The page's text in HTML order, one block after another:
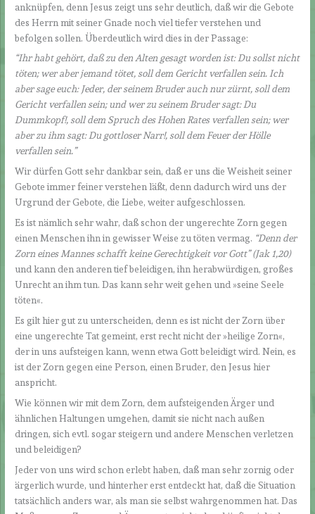
anknüpfen, denn Jesus zeigt uns sehr deutlich, daß wir die Gebote
des Herrn mit seiner Gnade noch viel tiefer verstehen und
befolgen sollen. Überdeutlich wird dies in der Passage:
“Ihr habt gehört, daß zu den Alten gesagt worden ist: Du sollst nicht
töten; wer aber jemand tötet, soll dem Gericht verfallen sein. Ich
aber sage euch: Jeder, der seinem Bruder auch nur zürnt, soll dem
Gericht verfallen sein; und wer zu seinem Bruder sagt: Du
Dummkopf!, soll dem Spruch des Hohen Rates verfallen sein; wer
aber zu ihm sagt: Du gottloser Narr!, soll dem Feuer der Hölle
verfallen sein.”
Wir dürfen Gott sehr dankbar sein, daß er uns die Weisheit seiner
Gebote immer feiner verstehen läßt, denn dadurch wird uns der
Urgrund der Gebote, die Liebe, weiter aufgeschlossen.
Es ist nämlich sehr wahr, daß schon der ungerechte Zorn gegen
einen Menschen ihn in gewisser Weise zu töten vermag. “Denn der
Zorn eines Mannes schafft keine Gerechtigkeit vor Gott”(Jak 1,20)
und kann den anderen tief beleidigen, ihn herabwürdigen, großes
Unrecht an ihm tun. Das kann sehr weit gehen und »seine Seele
töten«.
Es gilt hier gut zu unterscheiden, denn es ist nicht der Zorn über
eine ungerechte Tat gemeint, erst recht nicht der »heilige Zorn«,
der in uns aufsteigen kann, wenn etwa Gott beleidigt wird. Nein, es
ist der Zorn gegen eine Person, einen Bruder, den Jesus hier
anspricht.
Wie können wir mit dem Zorn, dem aufsteigenden Ärger und
ähnlichen Haltungen umgehen, damit sie nicht nach außen
dringen, sich evtl. sogar steigern und andere Menschen verletzen
und beleidigen?
Jeder von uns wird schon erlebt haben, daß man sehr zornig oder
ärgerlich wurde, und hinterher erst entdeckt hat, daß die Situation
tatsächlich anders war, als man sie selbst wahrgenommen hat. Das